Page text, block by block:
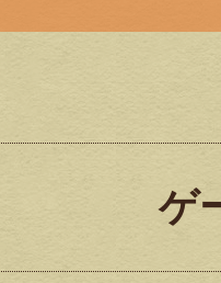
ゲ